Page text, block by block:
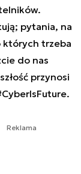
pytania, na
których trzeba
do nas
przynosi
Reklama